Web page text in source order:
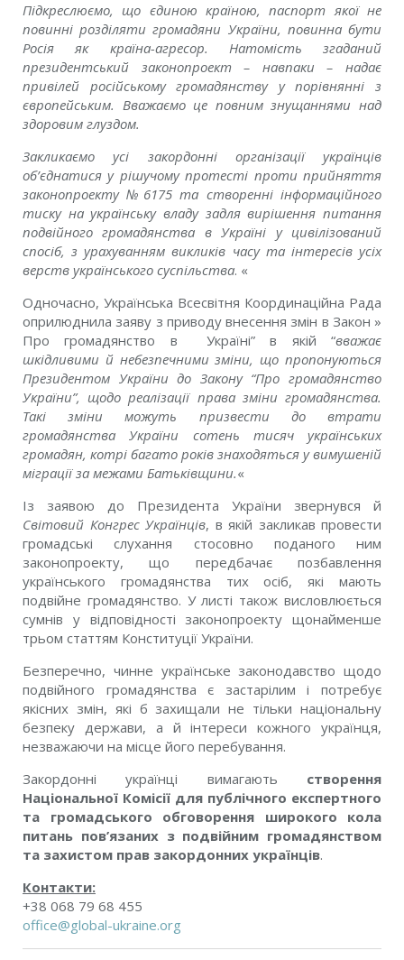
Підкреслюємо, що єдиною країною, паспорт якої не
повинні розділяти громадяни України, повинна бути
Росія як країна-агресор. Натомість згаданий
президентський законопроект – навпаки – надає
привілей російському громадянству у порівнянні з
європейським. Вважаємо це повним знущаннями над
здоровим глуздом.
Закликаємо усі закордонні організації українців
об’єднатися у рішучому протесті проти прийняття
законопроекту №6175 та створенні інформаційного
тиску на українську владу задля вирішення питання
подвійного громадянства в Україні у цивілізований
спосіб, з урахуванням викликів часу та інтересів усіх
верств українського суспільства. «
Одночасно, Українська Всесвітня Координаційна Рада
оприлюднила заяву з приводу внесення змін в Закон »
Про громадянство в Україні” в якій “вважає
шкідливими й небезпечними зміни, що пропонуються
Президентом України до Закону “Про громадянство
України”, щодо реалізації права зміни громадянства.
Такі зміни можуть призвести до втрати
громадянства України сотень тисяч українських
громадян, котрі багато років знаходяться у вимушеній
міграції за межами Батьківщини.«
Із заявою до Президента України звернувся й
Світовий Конгрес Українців, в якій закликав провести
громадські слухання стосовно поданого ним
законопроекту, що передбачає позбавлення
українського громадянства тих осіб, які мають
подвійне громадянство. У листі також висловлюється
сумнів у відповідності законопроекту щонайменше
трьом статтям Конституції України.
Безперечно, чинне українське законодавство щодо
подвійного громадянства є застарілим і потребує
якісних змін, які б захищали не тільки національну
безпеку держави, а й інтереси кожного українця,
незважаючи на місце його перебування.
Закордонні українці вимагають створення
Національної Комісії для публічного експертного
та громадського обговорення широкого кола
питань пов’язаних з подвійним громадянством
та захистом прав закордонних українців.
Контакти:
+38 068 79 68 455
office@global-ukraine.org